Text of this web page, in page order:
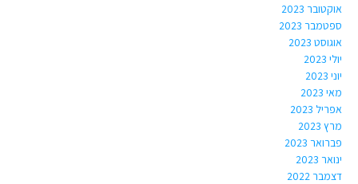
אוקטובר 2023
ספטמבר 2023
אוגוסט 2023
יולי 2023
יוני 2023
מאי 2023
אפריל 2023
מרץ 2023
פברואר 2023
ינואר 2023
דצמבר 2022